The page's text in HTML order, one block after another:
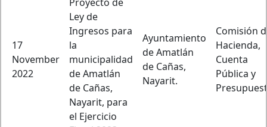
17
November
2022
Ley de
Ingresos para
la
municipalidad
de Amatlán
de Cañas,
Nayarit, para
el Ejercicio
Ayuntamiento
de Amatlán
de Cañas,
Nayarit.
Comisión
Hacienda,
Cuenta
Pública y